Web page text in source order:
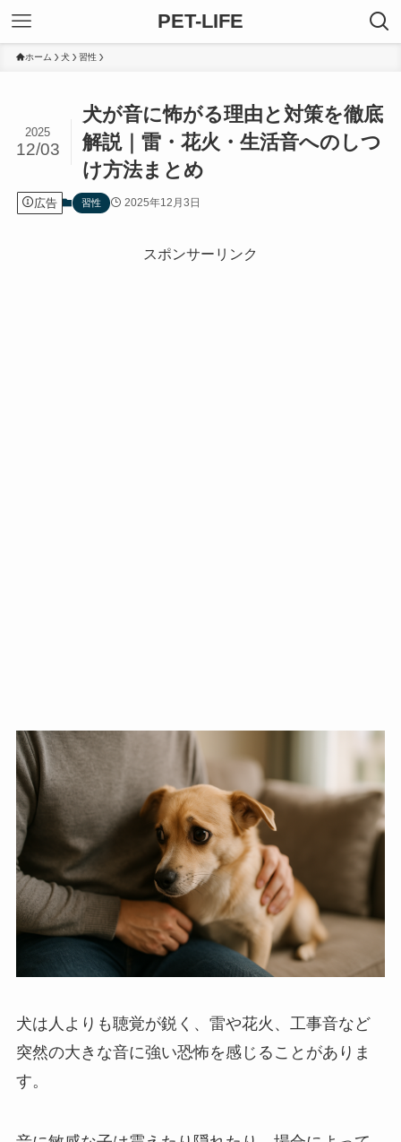
PET-LIFE
ホーム 犬 習性
犬が音に怖がる理由と対策を徹底
解説｜雷・花火・生活音へのしつ
け方法まとめ
2025
12/03
広告 習性 2025年12月3日
スポンサーリンク
犬は人よりも聴覚が鋭く、雷や花火、工事音など
突然の大きな音に強い恐怖を感じることがありま
す。